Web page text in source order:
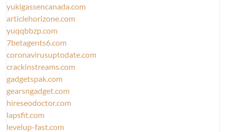
yukigassencanada.com
articlehorizone.com
yuqqbbzp.com
7betagents6.com
coronavirusuptodate.com
crackinstreams.com
gadgetspak.com
gearsngadget.com
hireseodoctor.com
lapsfit.com
levelup-fast.com